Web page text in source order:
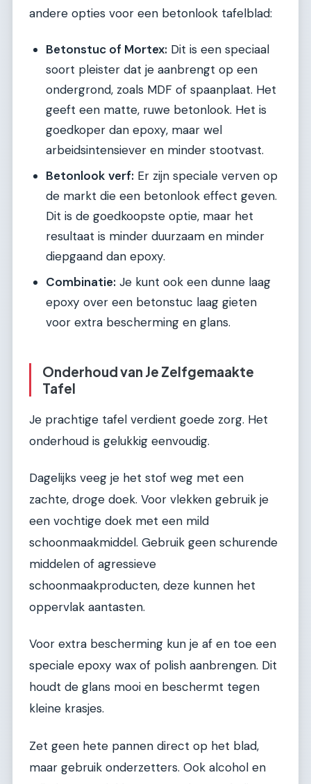
andere opties voor een betonlook tafelblad:
Betonstuc of Mortex: Dit is een speciaal
soort pleister dat je aanbrengt op een
ondergrond, zoals MDF of spaanplaat. Het
geeft een matte, ruwe betonlook. Het is
goedkoper dan epoxy, maar wel
arbeidsintensiever en minder stootvast.
Betonlook verf: Er zijn speciale verven op
de markt die een betonlook effect geven.
Dit is de goedkoopste optie, maar het
resultaat is minder duurzaam en minder
diepgaand dan epoxy.
Combinatie: Je kunt ook een dunne laag
epoxy over een betonstuc laag gieten
voor extra bescherming en glans.
Onderhoud van Je Zelfgemaakte
Tafel
Je prachtige tafel verdient goede zorg. Het
onderhoud is gelukkig eenvoudig.
Dagelijks veeg je het stof weg met een
zachte, droge doek. Voor vlekken gebruik je
een vochtige doek met een mild
schoonmaakmiddel. Gebruik geen schurende
middelen of agressieve
schoonmaakproducten, deze kunnen het
oppervlak aantasten.
Voor extra bescherming kun je af en toe een
speciale epoxy wax of polish aanbrengen. Dit
houdt de glans mooi en beschermt tegen
kleine krasjes.
Zet geen hete pannen direct op het blad,
maar gebruik onderzetters. Ook alcohol en